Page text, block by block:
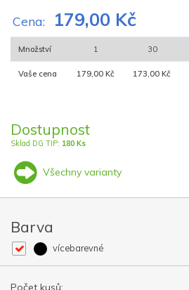
Cena: 179,00 Kč
Množství 1 30
Vaše cena 179,00 Kč 173,00 Kč
Dostupnost
Sklad DG TIP: 180 Ks
Všechny varianty
Barva
vícebarevné
Počet kusů: